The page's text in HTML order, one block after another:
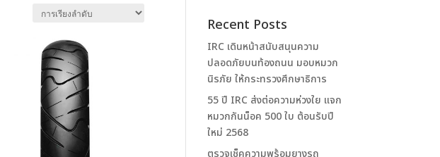
Recent Posts
IRC เดินหน้าสนับสนุนความ
ปลอดภัยบนท้องถนน มอบหมวก
นิรภัย ให้กระทรวงศึกษาธิการ
55 ปี IRC ส่งต่อความห่วงใย แจก
หมวกกันน็อค 500 ใบ ต้อนรับปี
ใหม่ 2568
ตรวจเช็คความพร้อมยางรถ